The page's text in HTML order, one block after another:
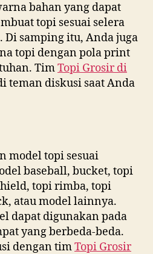
bahan yang dapat
topi sesuai selera
samping itu, Anda juga
topi dengan pola print
TimTopi Grosir di
teman diskusi saat Anda
model topi sesuai
baseball, bucket, topi
topi rimba, topi
atau model lainnya.
dapat digunakan pada
yang berbeda-beda.
dengan timTopi Grosir